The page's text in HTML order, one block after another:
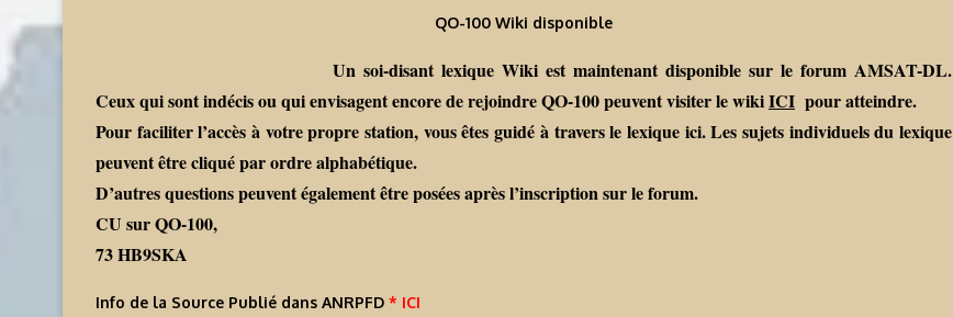
QO-100 Wiki disponible
Un soi-disant lexique Wiki est maintenant disponible sur le forum AMSAT-DL.
Ceux qui sont indécis ou qui envisagent encore de rejoindre QO-100 peuvent visiter le wikiICI pour atteindre.
Pour faciliter l’accès à votre propre station, vous êtes guidé à travers le lexique ici. Les sujets individuels du lexique
peuvent être cliqué par ordre alphabétique.
D’autres questions peuvent également être posées après l’inscription sur le forum.
CU sur QO-100,
73 HB9SKA
Info de la Source Publié dans ANRPFD * ICI